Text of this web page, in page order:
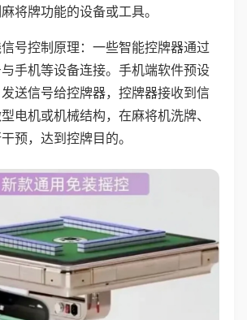
将牌功能的设备或工具。
号控制原理：一些智能控牌器通过
手机等设备连接。手机端软件预设
送信号给控牌器，控牌器接收到信
电机或机械结构，在麻将机洗牌、
预，达到控牌目的。